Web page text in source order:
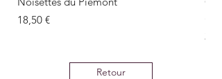
Prix
18,50 €
Retour